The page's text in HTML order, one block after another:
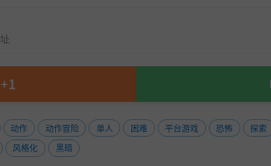
+1
动作 动作冒险 单人 困难 平台游戏 恐怖 探索
风格化 黑暗